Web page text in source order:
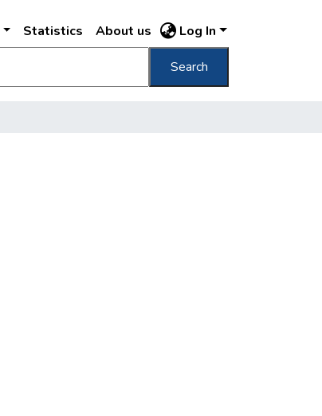
Statistics About us Log In
Search